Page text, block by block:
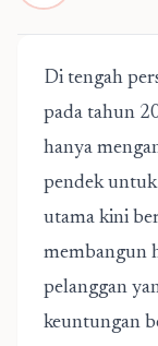
Di tengah
pada tahun
hanya
pendek untuk
utama kini
membangun
pelanggan
keuntungan